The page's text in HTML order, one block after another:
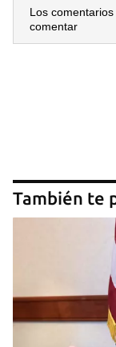
Los
comentar
También te